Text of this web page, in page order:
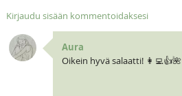
Kirjaudu sisään kommentoidaksesi
Aura
Oikein hyvä salaatti! 👩‍💻👍🌺